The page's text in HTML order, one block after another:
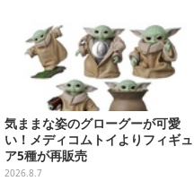
気ままな姿のグローグーが可愛
い！メディコムトイよりフィギュ
ア5種が再販売
2026.8.7